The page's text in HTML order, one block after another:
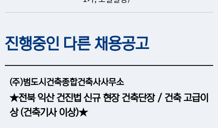
진행중인 다른 채용공고
(주)범도시건축종합건축사사무소
★전북 익산 건진법 신규 현장 건축단장 / 건축 고급이
상 (건축기사 이상)★